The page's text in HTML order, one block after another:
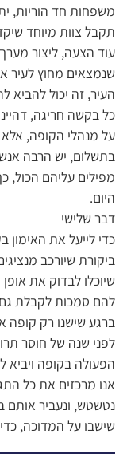
משפחות חד הוריות,
תקבל צוות מיוחד
עוד הצעה, ליצור
שנמצאים מחוץ לעיר
העיר, זה יכול להביא
כל בקשה חריגה,
על מנהלי הקופה, אלא
בתשלום, יש הרבה
מפילים עליהם הכול,
היום.
דבר שלישי
כדי לייעל את האימון
ביקורת שיורכב
שיוכלו לבדוק את
להם סמכות לקבלת גם
ברגע שישנו רק קופה
לפני שנה של חוסר
הפעולה בקופה ויביא
אנו מרכזים את כל
נטשטש, ונעביר אותם
שישבו על המדוכה,